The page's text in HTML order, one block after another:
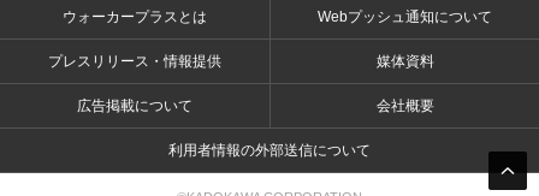
ウォーカープラスとは Webプッシュ通知について
プレスリリース・情報提供 媒体資料
広告掲載について 会社概要
利用者情報の外部送信について